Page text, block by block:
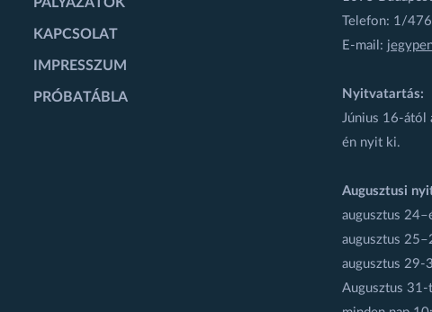
PÁLYÁZATOK
KAPCSOLAT
IMPRESSZUM
PRÓBATÁBLA
Telefon: 1/
E-mail:
Nyitvatartás:
Június 16-ától
én nyit ki.
Augusztusi
augusztus
augusztus
augusztus 29-
Augusztus 31-